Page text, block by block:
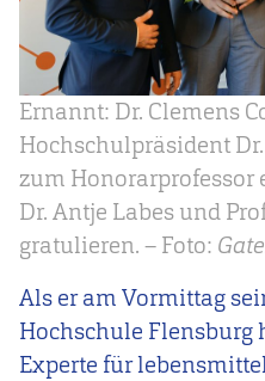
Ernannt: Dr. Clemens
Hochschulpräsident
zum Honorarprofessor
Dr. Antje Labes und
gratulieren. – Foto:
Als er am Vormittag
Hochschule Flensburg
Experte für